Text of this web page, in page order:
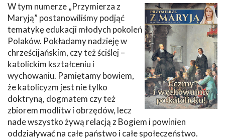
W tym numerze „Przymierza z
Maryją” postanowiliśmy podjąć
tematykę edukacji młodych pokoleń
Polaków. Pokładamy nadzieję w
chrześcijańskim, czy też ściślej –
katolickim kształceniu i
wychowaniu. Pamiętamy bowiem,
że katolicyzm jest nie tylko
doktryną, dogmatem czy też
zbiorem modlitw i obrzędów, lecz
nade wszystko żywą relacją z Bogiem i powinien
oddziaływać na całe państwo i całe społeczeństwo.